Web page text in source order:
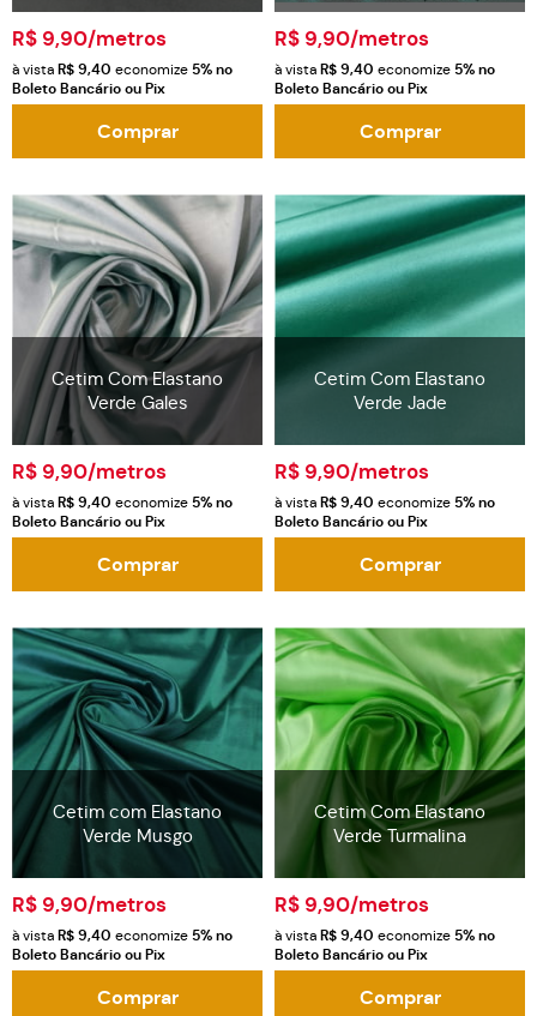
R$ 9,90/metros
à vista R$ 9,40 economize 5%no
Boleto Bancário ou Pix
Comprar
R$ 9,90/metros
à vista R$ 9,40 economize 5%no
Boleto Bancário ou Pix
Comprar
Cetim Com Elastano
Verde Gales
R$ 9,90/metros
à vista R$ 9,40 economize 5%no
Boleto Bancário ou Pix
Comprar
Cetim Com Elastano
Verde Jade
R$ 9,90/metros
à vista R$ 9,40 economize 5%no
Boleto Bancário ou Pix
Comprar
Cetim com Elastano
Verde Musgo
R$ 9,90/metros
à vista R$ 9,40 economize 5%no
Boleto Bancário ou Pix
Comprar
Cetim Com Elastano
Verde Turmalina
R$ 9,90/metros
à vista R$ 9,40 economize 5%no
Boleto Bancário ou Pix
Comprar